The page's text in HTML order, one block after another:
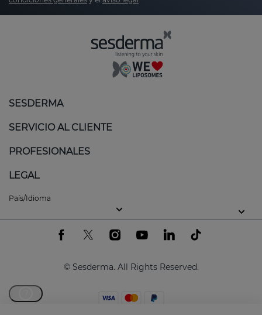
SESDERMA
SERVICIO AL CLIENTE
PROFESIONALES
LEGAL
País/Idioma
© Sesderma. All Rights Reserved.